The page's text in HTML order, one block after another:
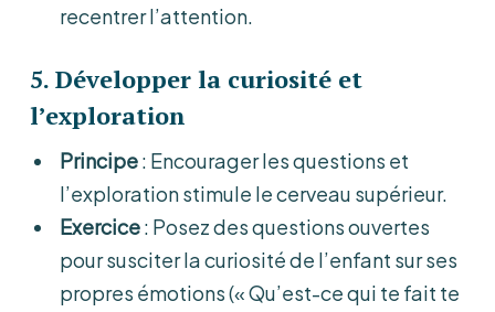
recentrer l’attention.
5. Développer la curiosité et
l’exploration
Principe: Encourager les questions et
l’exploration stimule le cerveau supérieur.
Exercice: Posez des questions ouvertes
pour susciter la curiosité de l’enfant sur ses
propres émotions (« Qu’est-ce qui te fait te